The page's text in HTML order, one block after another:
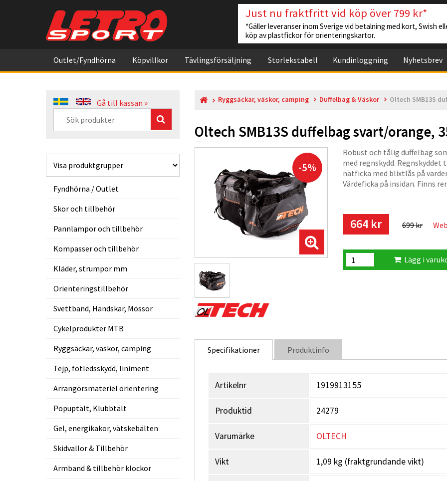
Just nu fraktfritt vid köp över 799 kr*
*Gäller leveranser inom Sverige vid betalning med kort, Swish
köp av plastfickor för orienteringskartor.
Outlet/Fyndhörna Köpvillkor Tävlingsförsäljning Storlekstabell Kundinloggning Nyhetsbrev
Gå till kassan »
Fyndhörna / Outlet
Skor och tillbehör
Pannlampor och tillbehör
Kompasser och tillbehör
Kläder, strumpor mm
Orienteringstillbehör
Svettband, Handskar, Mössor
Cykelprodukter MTB
Ryggsäckar, väskor, camping
Tejp, fotledsskydd, liniment
Arrangörsmateriel orientering
Popuptält, Klubbtält
Gel, energikakor, vätskebälten
Skidvallor & Tillbehör
Armband & tillbehör klockor
Ryggsäckar, väskor, camping Duffelbag & Väskor Oltech SMB13S
Oltech SMB13S duffelbag svart/orange,
-5%
Robust och tålig duffelbag
med regnskydd. Regnskyddet
nätficka med blixtlås på
Värdeficka på insidan. Finns
664 kr 699 kr
Lägg i
Specifikationer Produktinfo
Artikelnr 1919913155
Produktid 24279
Varumärke OLTECH
Vikt 1,09 kg (fraktgrundande vikt)